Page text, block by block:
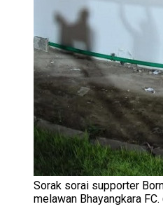
Sorak sorai supporter
melawan Bhayangkara